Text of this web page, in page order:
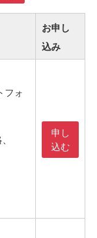
お申し
込み
フォ
申し
込む